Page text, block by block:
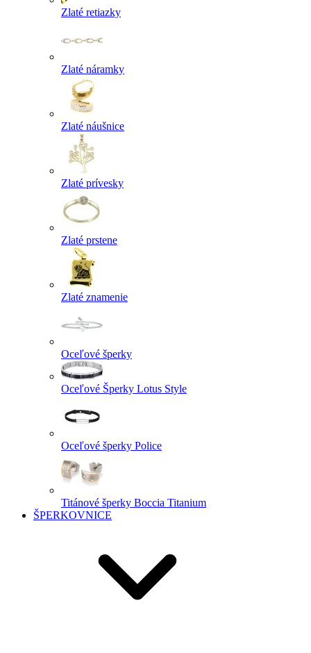
Zlaté retiazky
Zlaté náramky
Zlaté náušnice
Zlaté prívesky
Zlaté prstene
Zlaté znamenie
Oceľové šperky
Oceľové Šperky Lotus Style
Oceľové šperky Police
Titánové šperky Boccia Titanium
ŠPERKOVNICE